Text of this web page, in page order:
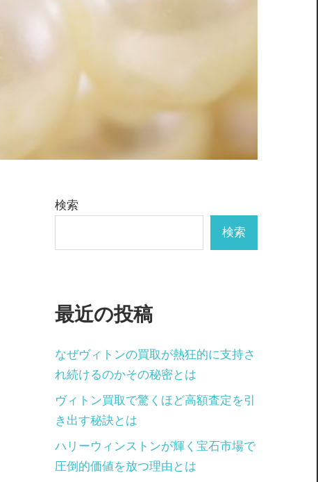
検索
検索
最近の投稿
なぜヴィトンの買取が熱狂的に支持さ
れ続けるのかその秘密とは
ヴィトン買取で驚くほど高額査定を引
き出す秘訣とは
ハリーウィンストンが輝く宝石市場で
圧倒的価値を放つ理由とは